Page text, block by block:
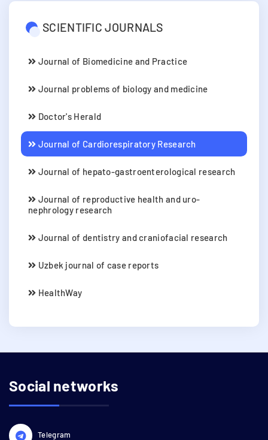
SCIENTIFIC JOURNALS
Journal of Biomedicine and Practice
Journal problems of biology and medicine
Doctor's Herald
Journal of Cardiorespiratory Research
Journal of hepato-gastroenterological research
Journal of reproductive health and uro-
nephrology research
Journal of dentistry and craniofacial research
Uzbek journal of case reports
HealthWay
Social networks
Telegram